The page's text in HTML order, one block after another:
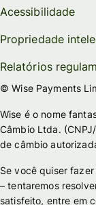
Acessibilidade
Propriedade
Relatórios
© Wise Payments
Wise é o nome
Câmbio Ltda.
de câmbio
Se você quiser
– tentaremos
satisfeito, entre em